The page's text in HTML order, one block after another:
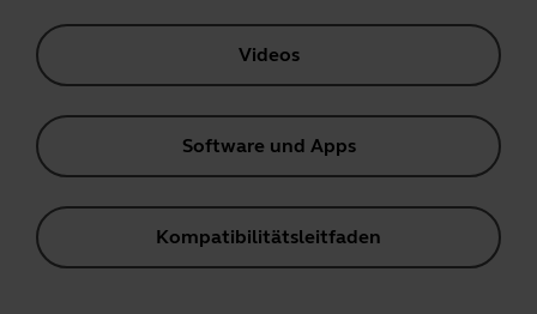
Videos
Software und Apps
Kompatibilitätsleitfaden